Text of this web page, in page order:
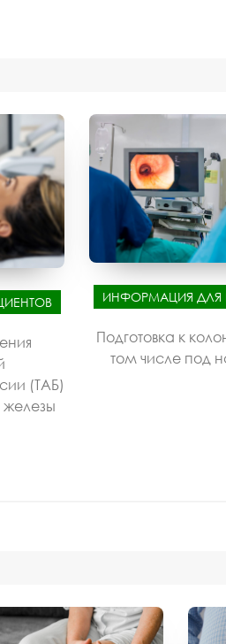
(ТАБ)
железы
ИНФОРМАЦИЯ ДЛЯ
Подготовка к
том числе под